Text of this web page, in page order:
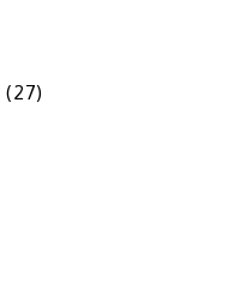
(27)